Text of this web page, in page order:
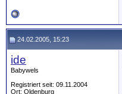
24.02.2005, 15:23
ide
Babywels
Registriert seit: 09.11.2004
Ort: Oldenburg